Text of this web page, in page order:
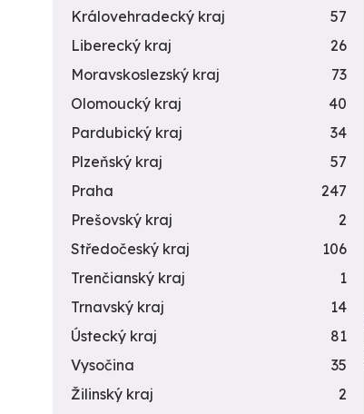
Královehradecký kraj
57
Liberecký kraj
26
Moravskoslezský kraj
73
Olomoucký kraj
40
Pardubický kraj
34
Plzeňský kraj
57
Praha
247
Prešovský kraj
2
Středočeský kraj
106
Trenčianský kraj
1
Trnavský kraj
14
Ústecký kraj
81
Vysočina
35
Žilinský kraj
2